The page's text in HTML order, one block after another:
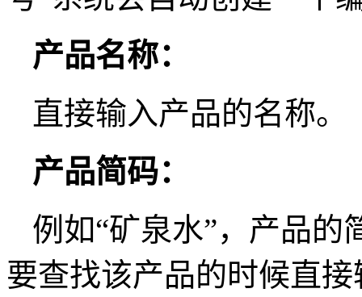
产品名称：
直接输入产品的名称。
产品简码：
例如“矿泉水”，产品的
要查找该产品的时候直